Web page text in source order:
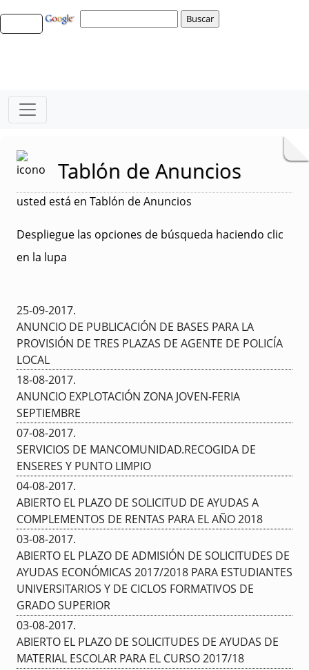
Tablón de Anuncios
usted está en Tablón de Anuncios
Despliegue las opciones de búsqueda haciendo clic
en la lupa
25-09-2017.
ANUNCIO DE PUBLICACIÓN DE BASES PARA LA
PROVISIÓN DE TRES PLAZAS DE AGENTE DE POLICÍA
LOCAL
18-08-2017.
ANUNCIO EXPLOTACIÓN ZONA JOVEN-FERIA
SEPTIEMBRE
07-08-2017.
SERVICIOS DE MANCOMUNIDAD.RECOGIDA DE
ENSERES Y PUNTO LIMPIO
04-08-2017.
ABIERTO EL PLAZO DE SOLICITUD DE AYUDAS A
COMPLEMENTOS DE RENTAS PARA EL AÑO 2018
03-08-2017.
ABIERTO EL PLAZO DE ADMISIÓN DE SOLICITUDES DE
AYUDAS ECONÓMICAS 2017/2018 PARA ESTUDIANTES
UNIVERSITARIOS Y DE CICLOS FORMATIVOS DE
GRADO SUPERIOR
03-08-2017.
ABIERTO EL PLAZO DE SOLICITUDES DE AYUDAS DE
MATERIAL ESCOLAR PARA EL CURSO 2017/18